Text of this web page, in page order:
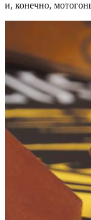
и, конечно,